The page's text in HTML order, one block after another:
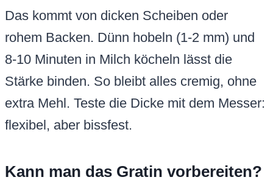
Das kommt von dicken Scheiben oder
rohem Backen. Dünn hobeln (1-2 mm) und
8-10 Minuten in Milch köcheln lässt die
Stärke binden. So bleibt alles cremig, ohne
extra Mehl. Teste die Dicke mit dem Messer:
flexibel, aber bissfest.
Kann man das Gratin vorbereiten?